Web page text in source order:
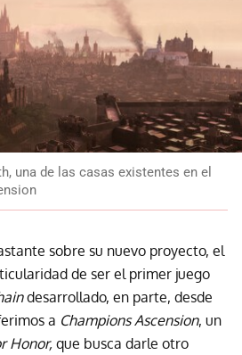
una de las casas existentes en el
sobre su nuevo proyecto, el
de ser el primer juego
desarrollado, en parte, desde
a Champions Ascension, un
Honor, que busca darle otro